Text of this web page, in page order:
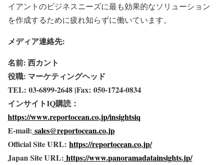
イアントのビジネスニーズに最も効果的なソリューション
を作成するために疲れ知らずに働いています。
メディア連絡先:
名前: 西カント
役職: マーケティングヘッド
TEL: 03-6899-2648 |Fax: 050-1724-0834
インサイトIQ購読：
https://www.reportocean.co.jp/insightsiq
E-mail: sales@reportocean.co.jp
Official Site URL: https://reportocean.co.jp/
Japan Site URL: https://www.panoramadatainsights.jp/